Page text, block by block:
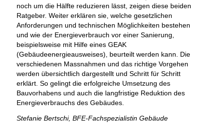
noch um die Hälfte reduzieren lässt, zeigen diese beiden
Ratgeber. Weiter erklären sie, welche gesetzlichen
Anforderungen und technischen Möglichkeiten bestehen
und wie der Energieverbrauch vor einer Sanierung,
beispielsweise mit Hilfe eines GEAK
(Gebäudeenergieausweises), beurteilt werden kann. Die
verschiedenen Massnahmen und das richtige Vorgehen
werden übersichtlich dargestellt und Schritt für Schritt
erklärt. So gelingt die erfolgreiche Umsetzung des
Bauvorhabens und auch die langfristige Reduktion des
Energieverbrauchs des Gebäudes.
Stefanie Bertschi, BFE-Fachspezialistin Gebäude